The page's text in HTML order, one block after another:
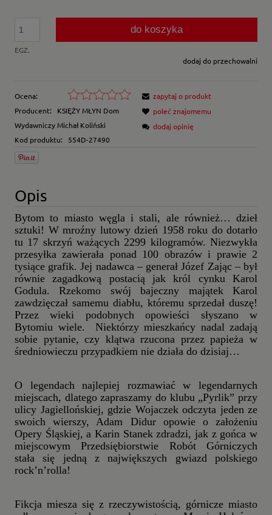
EGZ.
do koszyka
dodaj do przechowalni
Ocena:
Producent:
KSIĘŻY MŁYN Dom
Wydawniczy Michał Koliński
Kod produktu:
554D-27490
zapytaj o produkt
poleć znajomemu
dodaj opinię
Opis
Bytom to miasto węgla i stali, ale również… dzieł
sztuki! W mroźny lutowy dzień 1958 roku do dotarło
tu 17 skrzyń ważących 2299 kilogramów. Niezwykła
przesyłka zawierała ponad 100 obrazów i prawie 2
tysiące grafik. Jej nadawca – generał Józef Zając – był
równie zagadkową postacią jak król cynku Karol
Godula. Rzekomo swój bajeczny majątek Karol
zawdzięczał samemu diabłu, któremu sprzedał duszę!
Przez wieki podobnych opowieści słyszano w
Bytomiu wiele. Niektórzy mieszkańcy nadal zadają
sobie pytanie, czy klątwa rzucona przez papieża w
średniowieczu przypadkiem nie działa do dzisiaj…
O legendach najlepiej rozmawiać w legendarnych
miejscach, dlatego zapraszamy do klubu „Pyrlik” przy
ulicy Jagiellońskiej, gdzie Wojaczek odczyta jeden ze
swoich wierszy, Adam Didur opowie o założeniu
Opery Śląskiej, a Karin Stanek zdradzi, jak z gońca w
miejscowym Przedsiębiorstwie Robót Górniczych
stała się jedną z największych gwiazd polskiego
rock’n’rolla!
Fikcja miesza się z rzeczywistością, górnicze miasto